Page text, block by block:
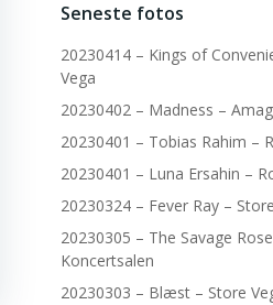
Seneste fotos
20230414 – Kings of
Vega
20230402 – Madness –
20230401 – Tobias Rahim –
20230401 – Luna Ersahin –
20230324 – Fever Ray –
20230305 – The Savage
Koncertsalen
20230303 – Blæst – Store